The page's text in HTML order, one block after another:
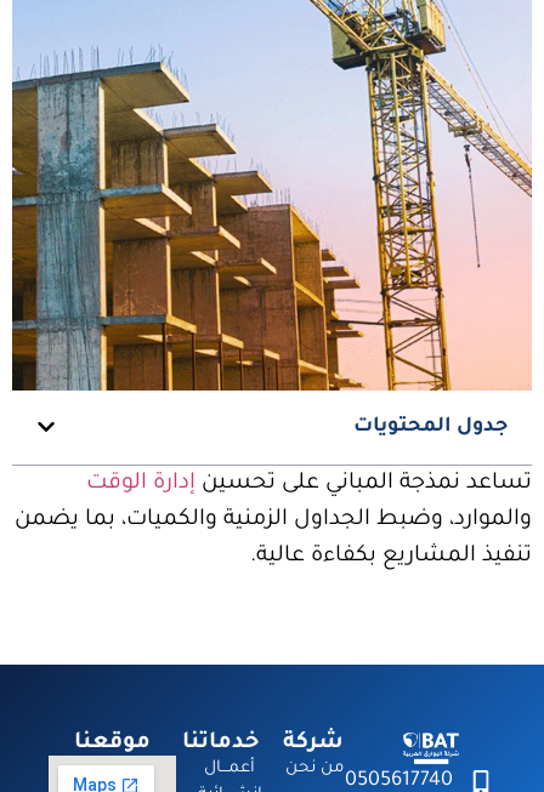
جدول المحتويات
تساعد نمذجة المباني على تحسين إدارة الوقت
والموارد، وضبط الجداول الزمنية والكميات، بما يضمن
تنفيذ المشاريع بكفاءة عالية.
0505617740
شركة
من نحن
خدماتنا
أعمـــال
موقعنا